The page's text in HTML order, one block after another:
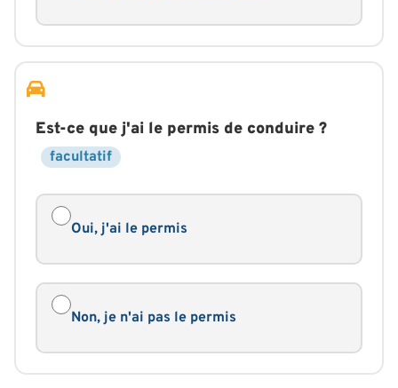
Est-ce que j'ai le permis de conduire ?
facultatif
Oui, j'ai le permis
Non, je n'ai pas le permis